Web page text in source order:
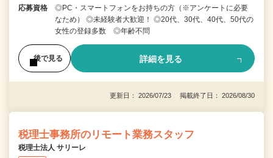
応募資格
◎PC・スマートフォンをお持ちの方（※アンケートに必要
なため） ◎未経験者大歓迎！ ◎20代、30代、40代、50代の
女性の登録多数 ◎年齢不問
後で見る 詳細を見る
更新日： 2026/07/23 掲載終了日： 2026/08/30
税理士事務所のリモート業務スタッフ
税理士法人 サリーレ